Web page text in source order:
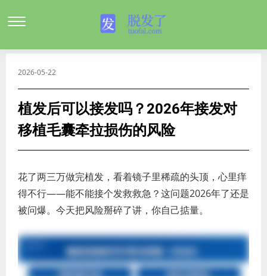
2026-05-22
植发后可以接发吗？2026年接发对
移植毛囊牵拉损伤的风险
花了两三万做完植发，看着镜子里稀疏的头顶，心里痒
得不行——能不能接个发救救急？这问题2026年了还是
被问爆。今天把风险掰碎了讲，你自己掂量。